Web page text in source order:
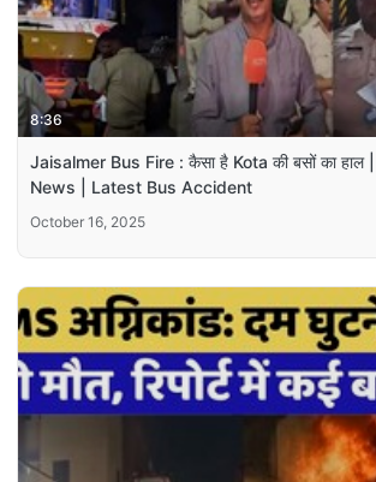
8:36
Jaisalmer Bus Fire : कैसा है Kota की बसों का
News | Latest Bus Accident
October 16, 2025